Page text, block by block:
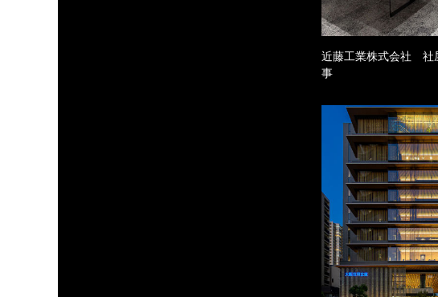
近藤工業株式会社 社
事